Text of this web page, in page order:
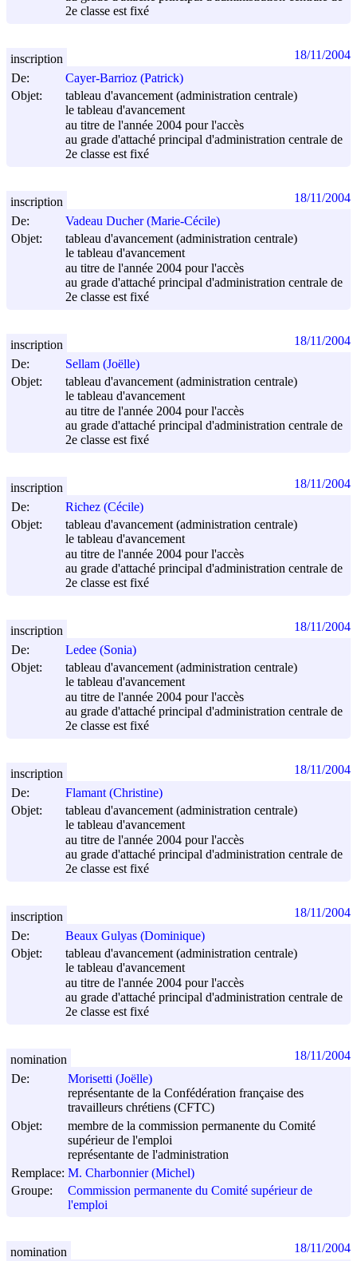
2e classe est fixé
De:
Cayer-Barrioz (Patrick)
Objet:
tableau d'avancement (administration centrale)
le tableau d'avancement
au titre de l'année 2004 pour l'accès
au grade d'attaché principal d'administration centrale de
2e classe est fixé
inscription 18/11/2004
De:
Vadeau Ducher (Marie-Cécile)
Objet:
tableau d'avancement (administration centrale)
le tableau d'avancement
au titre de l'année 2004 pour l'accès
au grade d'attaché principal d'administration centrale de
2e classe est fixé
inscription 18/11/2004
De:
Sellam (Joëlle)
Objet:
tableau d'avancement (administration centrale)
le tableau d'avancement
au titre de l'année 2004 pour l'accès
au grade d'attaché principal d'administration centrale de
2e classe est fixé
inscription 18/11/2004
De:
Richez (Cécile)
Objet:
tableau d'avancement (administration centrale)
le tableau d'avancement
au titre de l'année 2004 pour l'accès
au grade d'attaché principal d'administration centrale de
2e classe est fixé
inscription 18/11/2004
De:
Ledee (Sonia)
Objet:
tableau d'avancement (administration centrale)
le tableau d'avancement
au titre de l'année 2004 pour l'accès
au grade d'attaché principal d'administration centrale de
2e classe est fixé
inscription 18/11/2004
De:
Flamant (Christine)
Objet:
tableau d'avancement (administration centrale)
le tableau d'avancement
au titre de l'année 2004 pour l'accès
au grade d'attaché principal d'administration centrale de
2e classe est fixé
inscription 18/11/2004
De:
Beaux Gulyas (Dominique)
Objet:
tableau d'avancement (administration centrale)
le tableau d'avancement
au titre de l'année 2004 pour l'accès
au grade d'attaché principal d'administration centrale de
2e classe est fixé
inscription 18/11/2004
De:
Morisetti (Joëlle)
représentante de la Confédération française des
travailleurs chrétiens (CFTC)
Objet:
membre de la commission permanente du Comité
supérieur de l'emploi
représentante de l'administration
Remplace: M. Charbonnier (Michel)
Groupe:
Commission permanente du Comité supérieur de
l'emploi
nomination 18/11/2004
nomination 18/11/2004